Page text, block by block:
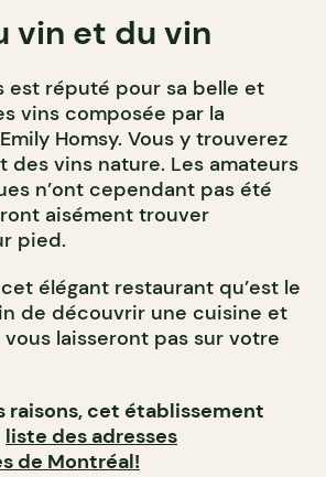
vin et du vin
est réputé pour sa belle et
vins composée par la
Homsy. Vous y trouverez
des vins nature. Les amateurs
n’ont cependant pas été
aisément trouver
pied.
élégant restaurant qu’est le
de découvrir une cuisine et
laisseront pas sur votre
raisons, cet établissement
liste des adresses
de Montréal!